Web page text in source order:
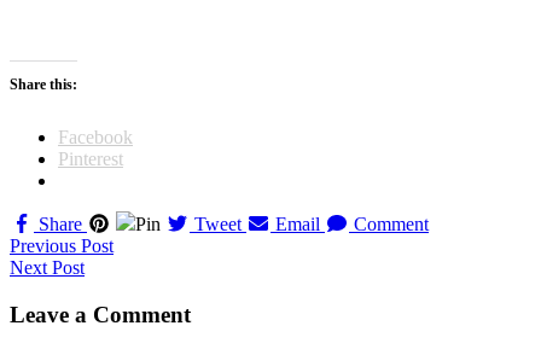
Share this:
Facebook
Pinterest
Share Pin Tweet Email Comment
Navigation
til
indlæg
Previous Post
Next Post
Leave a Comment